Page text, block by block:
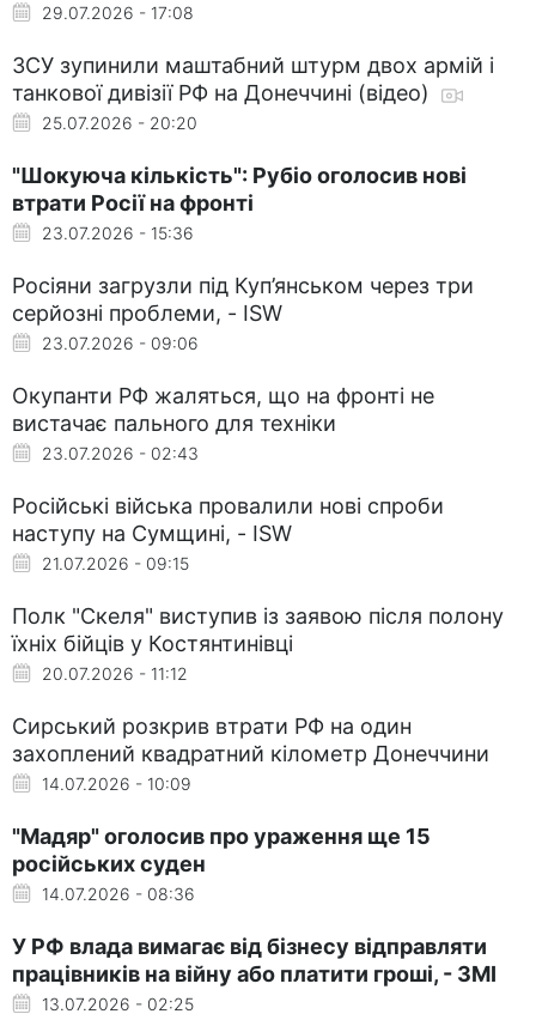
29.07.2026 - 17:08
ЗСУ зупинили маштабний штурм двох армій і
танкової дивізії РФ на Донеччині (відео)
25.07.2026 - 20:20
"Шокуюча кількість": Рубіо оголосив нові
втрати Росії на фронті
23.07.2026 - 15:36
Росіяни загрузли під Куп’янськом через три
серйозні проблеми, - ISW
23.07.2026 - 09:06
Окупанти РФ жаляться, що на фронті не
вистачає пального для техніки
23.07.2026 - 02:43
Російські війська провалили нові спроби
наступу на Сумщині, - ISW
21.07.2026 - 09:15
Полк "Скеля" виступив із заявою після полону
їхніх бійців у Костянтинівці
20.07.2026 - 11:12
Сирський розкрив втрати РФ на один
захоплений квадратний кілометр Донеччини
14.07.2026 - 10:09
"Мадяр" оголосив про ураження ще 15
російських суден
14.07.2026 - 08:36
У РФ влада вимагає від бізнесу відправляти
працівників на війну або платити гроші, - ЗМІ
13.07.2026 - 02:25